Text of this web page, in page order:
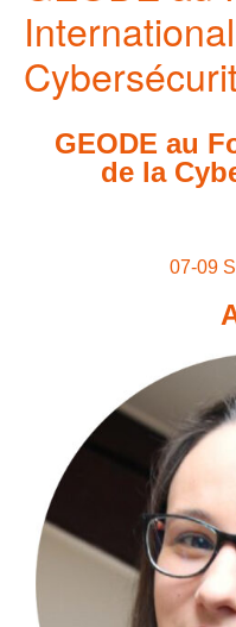
GEODE au
de la
07-09